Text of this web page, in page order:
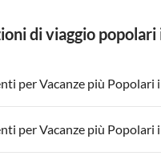
di viaggio popolari
per Vacanze più Popolari
per Vacanze in Italia
per Vacanze in Liguria
per Vacanze più Popolari